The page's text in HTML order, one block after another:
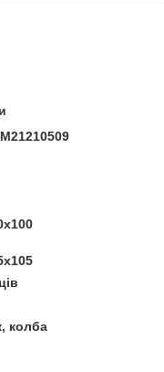
колба